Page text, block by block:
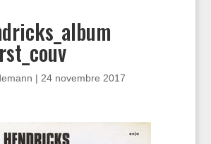
| 24 novembre 2017